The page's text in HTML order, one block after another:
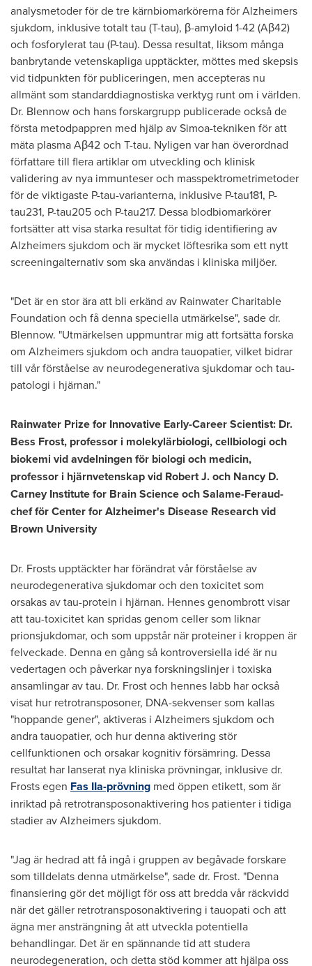
analysmetoder för de tre kärnbiomarkörerna för Alzheimers
sjukdom, inklusive totalt tau (T-tau), β-amyloid 1-42 (Aβ42)
och fosforylerat tau (P-tau). Dessa resultat, liksom många
banbrytande vetenskapliga upptäckter, möttes med skepsis
vid tidpunkten för publiceringen, men accepteras nu
allmänt som standarddiagnostiska verktyg runt om i världen.
Dr. Blennow och hans forskargrupp publicerade också de
första metodpappren med hjälp av Simoa-tekniken för att
mäta plasma Aβ42 och T-tau. Nyligen var han överordnad
författare till flera artiklar om utveckling och klinisk
validering av nya immunteser och masspektrometrimetoder
för de viktigaste P-tau-varianterna, inklusive P-tau181, P-
tau231, P-tau205 och P-tau217. Dessa blodbiomarkörer
fortsätter att visa starka resultat för tidig identifiering av
Alzheimers sjukdom och är mycket löftesrika som ett nytt
screeningalternativ som ska användas i kliniska miljöer.
"Det är en stor ära att bli erkänd av Rainwater Charitable
Foundation och få denna speciella utmärkelse", sade dr.
Blennow. "Utmärkelsen uppmuntrar mig att fortsätta forska
om Alzheimers sjukdom och andra tauopatier, vilket bidrar
till vår förståelse av neurodegenerativa sjukdomar och tau-
patologi i hjärnan."
Rainwater Prize for Innovative Early-Career Scientist: Dr.
Bess Frost, professor i molekylärbiologi, cellbiologi och
biokemi vid avdelningen för biologi och medicin,
professor i hjärnvetenskap vid Robert J. och Nancy D.
Carney Institute for Brain Science och Salame-Feraud-
chef för Center for Alzheimer's Disease Research vid
Brown University
Dr. Frosts upptäckter har förändrat vår förståelse av
neurodegenerativa sjukdomar och den toxicitet som
orsakas av tau-protein i hjärnan. Hennes genombrott visar
att tau-toxicitet kan spridas genom celler som liknar
prionsjukdomar, och som uppstår när proteiner i kroppen är
felveckade. Denna en gång så kontroversiella idé är nu
vedertagen och påverkar nya forskningslinjer i toxiska
ansamlingar av tau. Dr. Frost och hennes labb har också
visat hur retrotransposoner, DNA-sekvenser som kallas
"hoppande gener", aktiveras i Alzheimers sjukdom och
andra tauopatier, och hur denna aktivering stör
cellfunktionen och orsakar kognitiv försämring. Dessa
resultat har lanserat nya kliniska prövningar, inklusive dr.
Frosts egen Fas IIa-prövning med öppen etikett, som är
inriktad på retrotransposonaktivering hos patienter i tidiga
stadier av Alzheimers sjukdom.
"Jag är hedrad att få ingå i gruppen av begåvade forskare
som tilldelats denna utmärkelse", sade dr. Frost. "Denna
finansiering gör det möjligt för oss att bredda vår räckvidd
när det gäller retrotransposonaktivering i tauopati och att
ägna mer ansträngning åt att utveckla potentiella
behandlingar. Det är en spännande tid att studera
neurodegeneration, och detta stöd kommer att hjälpa oss